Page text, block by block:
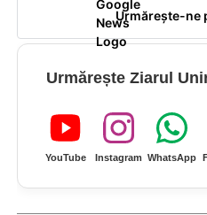
Urmărește-ne
Urmărește Ziarul
YouTube Instagram WhatsApp